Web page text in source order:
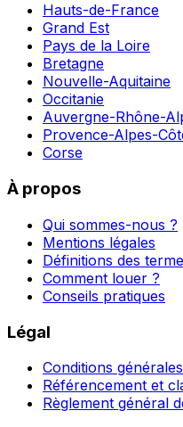
Hauts-de-France
Grand Est
Pays de la Loire
Bretagne
Nouvelle-Aquitaine
Occitanie
Auvergne-Rhône-
Provence-Alpes-
Corse
À propos
Qui sommes-nous ?
Mentions légales
Définitions des
Comment louer ?
Conseils pratiques
Légal
Conditions
Référencement et
Règlement général